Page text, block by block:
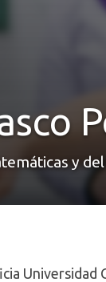
y
Universidad